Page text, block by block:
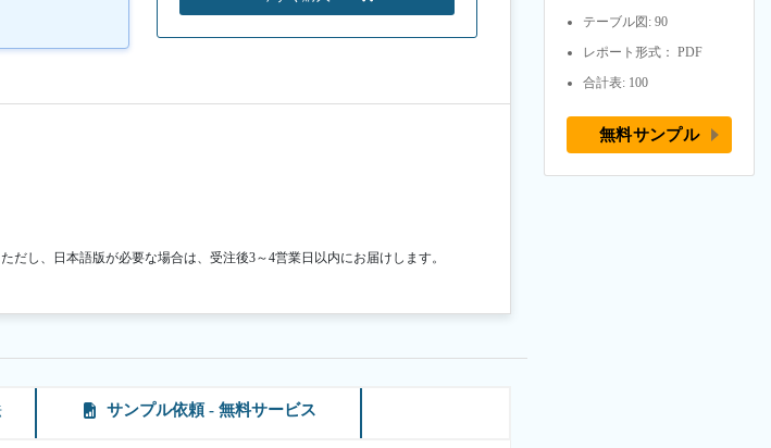
だし、日本語版が必要な場合は、受注後3～4営業日以内にお届けします。
サンプル依頼 - 無料サービス
テーブル図: 90
レポート形式： PDF
合計表: 100
無料サンプル